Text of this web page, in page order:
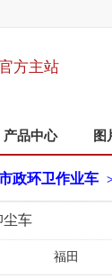
方主站
产品中心 图
政环卫作业车
尘车
福田